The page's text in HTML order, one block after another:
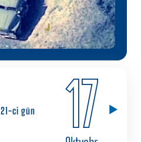
21-ci gün 17